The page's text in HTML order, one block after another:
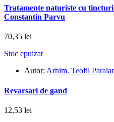
Tratamente naturiste cu
Constantin Parvu
70,35 lei
Stoc epuizat
Autor: Arhim. Teofil
Revarsari de gand
12,53 lei